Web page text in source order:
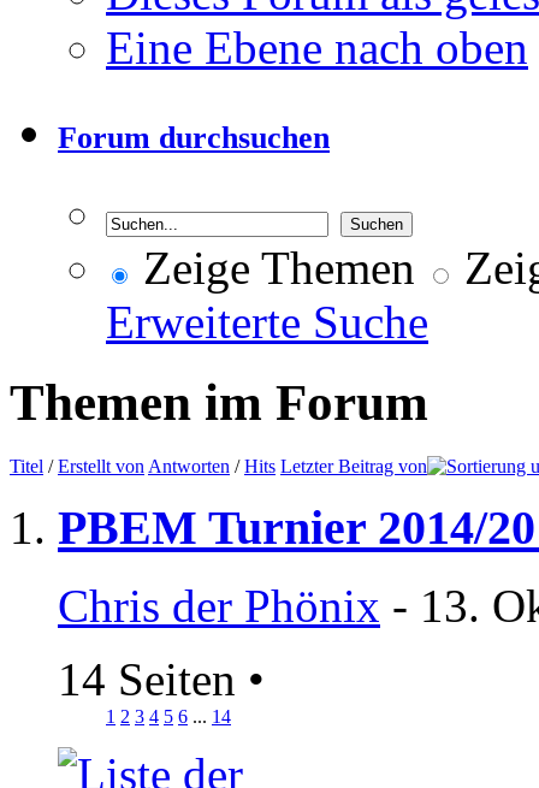
Eine Ebene nach oben
Forum durchsuchen
Zeige Themen
Erweiterte Suche
Themen im Forum
Titel /Erstellt von Antworten /Hits Letzter Beitrag von
PBEM Turnier 2014/
Chris der Phönix - 13.
14 Seiten •
1 2 3 4 5 6 ... 14